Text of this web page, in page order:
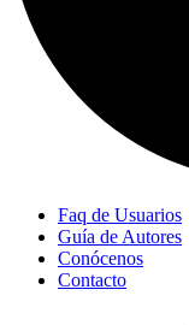
Faq de Usuarios
Guía de Autores
Conócenos
Contacto